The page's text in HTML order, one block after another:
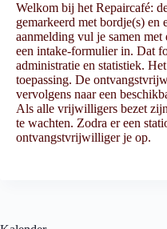
Welkom bij het Repaircafé:
gemarkeerd met bordje(s) en
aanmelding vul je samen
een intake-formulier in. Dat
administratie en statistiek.
toepassing. De
vervolgens naar een
Als alle vrijwilligers bezet
te wachten. Zodra er een
ontvangstvrijwilliger je op.